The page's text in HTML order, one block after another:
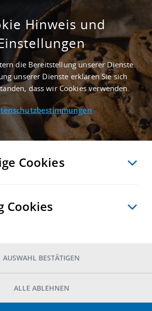
M² LAGERFLÄCHE IN
DER AUTOBAHN A 9
Detailansicht
VERGLEICHEN EXPORT PDF
Prod.-/Lagerfläche
Hinweis und
die Bereitstellung unserer Dienste.
unserer Dienste erklären Sie sich
dass wir Cookies verwenden.
Cookies
Cookies
AUSWAHL BESTÄTIGEN
ALLE ABLEHNEN